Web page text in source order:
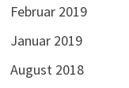
Februar 2019
Januar 2019
August 2018